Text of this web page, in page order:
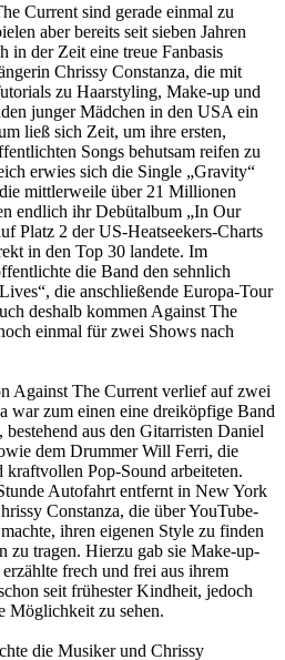
Current sind gerade einmal zu
aber bereits seit sieben Jahren
in der Zeit eine treue Fanbasis
Chrissy Constanza, die mit
zu Haarstyling, Make-up und
junger Mädchen in den USA ein
ließ sich Zeit, um ihre ersten,
Songs behutsam reifen zu
erwies sich die Single „Gravity“
mittlerweile über 21 Millionen
endlich ihr Debütalbum „In Our
Platz 2 der US-Heatseekers-Charts
in den Top 30 landete. Im
die Band den sehnlich
die anschließende Europa-Tour
deshalb kommen Against The
einmal für zwei Shows nach
Against The Current verlief auf zwei
war zum einen eine dreiköpfige Band
aus den Gitarristen Daniel
dem Drummer Will Ferri, die
Pop-Sound arbeiteten.
Autofahrt entfernt in New York
Constanza, die über YouTube-
ihren eigenen Style zu finden
zu tragen. Hierzu gab sie Make-up-
frech und frei aus ihrem
seit frühester Kindheit, jedoch
Möglichkeit zu sehen.
die Musiker und Chrissy